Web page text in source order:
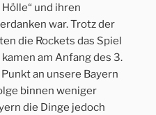
und ihren
war. Trotz der
die Rockets das Spiel
am Anfang des 3.
an unsere Bayern
binnen weniger
die Dinge jedoch